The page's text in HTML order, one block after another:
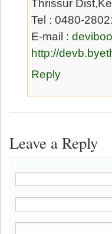
Thrissur
Tel : 0480-
E-mail :
http://
Reply
Leave a Reply